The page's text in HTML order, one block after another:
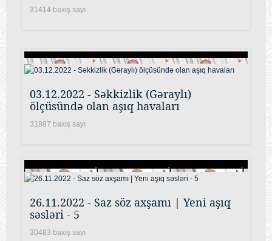
31414 baxış sayı
03.12.2022 - Səkkizlik (Gəraylı)
ölçüsündə olan aşıq havaları
31887 baxış sayı
26.11.2022 - Saz söz axşamı | Yeni aşıq
səsləri - 5
30483 baxış sayı